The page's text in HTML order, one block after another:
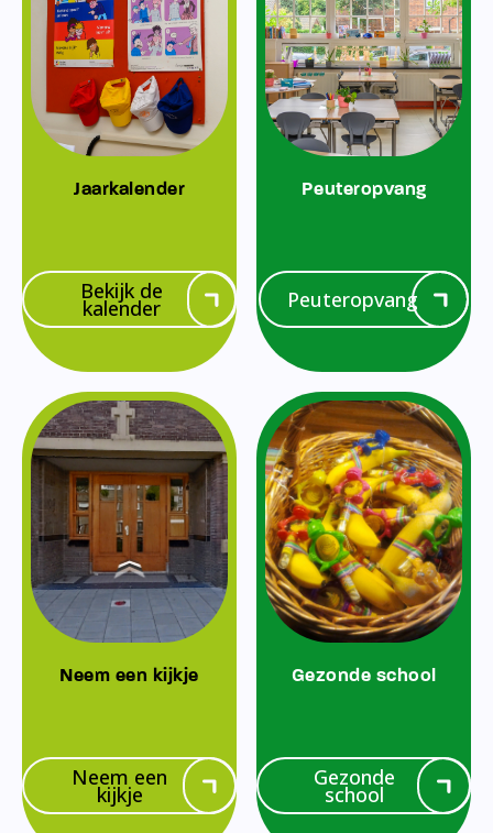
Jaarkalender
Bekijk de
kalender
Peuteropvang
Peuteropvang
Neem een kijkje
Neem een
kijkje
Gezonde school
Gezonde
school